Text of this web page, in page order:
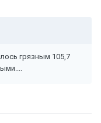
грязным 105,7